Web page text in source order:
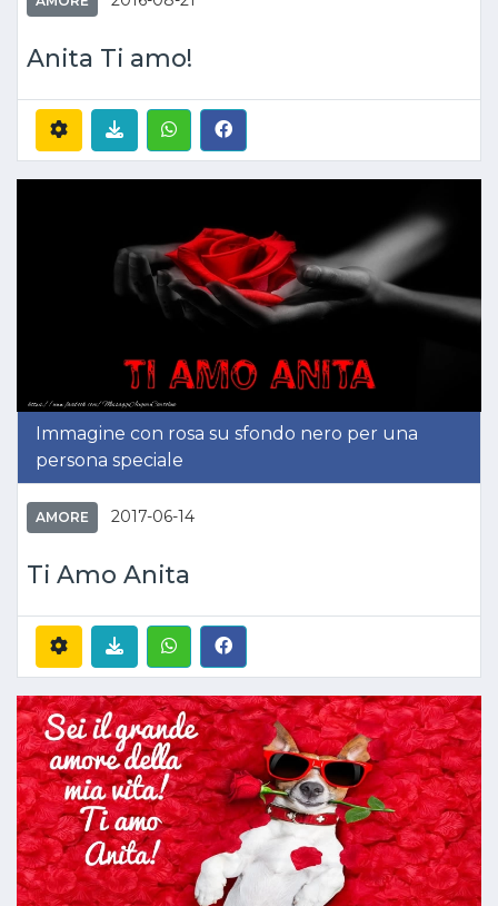
Anita Ti amo!
Immagine con rosa su sfondo nero per una
persona speciale
AMORE 2017-06-14
Ti Amo Anita